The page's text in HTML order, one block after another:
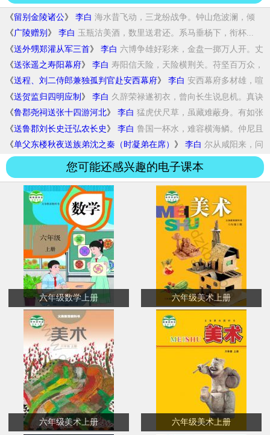
《留别金陵诸公》 李白 海水昔飞动，三龙纷战争。钟山危波澜，倾
侧...
《广陵赠别 》 李白 玉瓶沽美酒，数里送君还。系马垂杨下，衔杯...
《送外甥郑灌从军三首》 李白 六博争雄好彩来，金盘一掷万人开。丈
夫赌命...
《送张遥之寿阳幕府》 李白 寿阳信天险，天险横荆关。苻坚百万众，
遥阻...
《送程、刘二侍郎兼独孤判官赴安西幕府》 李白 安西幕府多材雄，喧
喧惟道三数公。绣衣貂裘...
《送贺监归四明应制 》 李白 久辞荣禄遂初衣，曾向长生说息机。真诀
自从...
《鲁郡尧祠送张十四游河北》 李白 猛虎伏尺草，虽藏难蔽身。有如张
公子，肮脏...
《送鲁郡刘长史迁弘农长史 》 李白 鲁国一杯水，难容横海鳞。仲尼且
不敬，况乃...
《单父东楼秋夜送族弟沈之秦（时凝弟在席） 》 李白 尔从咸阳来，问
我何劳苦。沐猴而冠不足言，...
您可能还感兴趣的电子课本
六年级数学上册 六年级美术上册
六年级美术上册 六年级美术上册